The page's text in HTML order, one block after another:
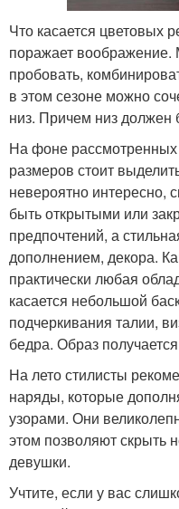
Что касается цветовых
поражает воображение.
пробовать,
в этом сезоне можно
низ. Причем низ
На фоне
размеров стоит
невероятно интересно,
быть открытыми или
предпочтений, а
дополнением, декора.
практически любая
касается небольшой
подчеркивания талии,
бедра. Образ
На лето стилисты
наряды, которые
узорами. Они
этом позволяют скрыть
девушки.
Учтите, если у вас